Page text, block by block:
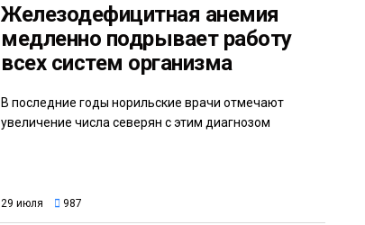
Железодефицитная анемия
медленно подрывает работу
всех систем организма
В последние годы норильские врачи отмечают
увеличение числа северян с этим диагнозом
29 июля 987